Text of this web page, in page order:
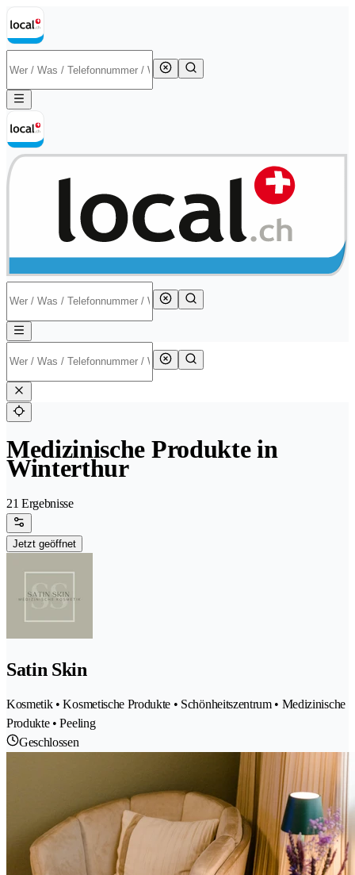
Medizinische Produkte in
Winterthur
21 Ergebnisse
Jetzt geöffnet
Satin Skin
Kosmetik • Kosmetische Produkte • Schönheitszentrum • Medizinische
Produkte • Peeling
Geschlossen